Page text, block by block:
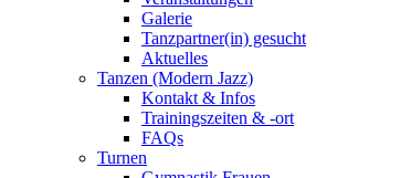
Galerie
Tanzpartner(in) gesucht
Aktuelles
Tanzen (Modern Jazz)
Kontakt & Infos
Trainingszeiten & -ort
FAQs
Turnen